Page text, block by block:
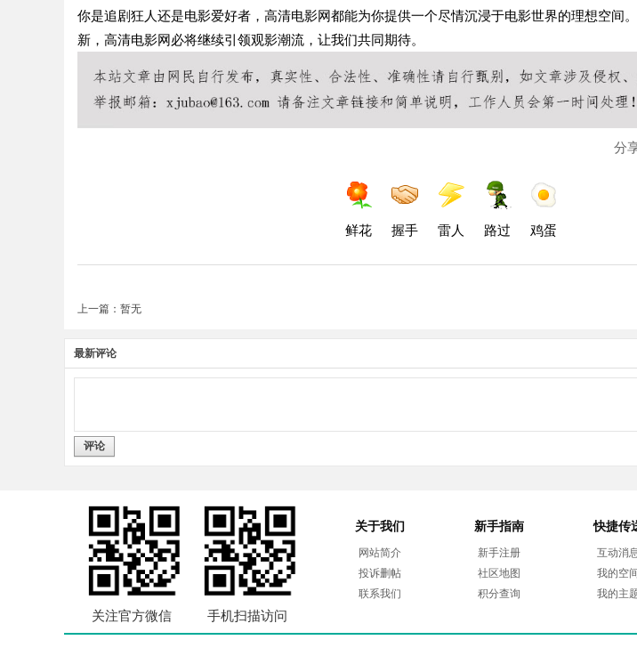
你是追剧狂人还是电影爱好者，高清电影网都能为你提供一个尽情沉浸于电影世界的理想空间
新，高清电影网必将继续引领观影潮流，让我们共同期待。
分
鲜花 握手 雷人 路过 鸡蛋
上一篇：暂无
最新评论
评论
关注官方微信 手机扫描访问
关于我们
网站简介
投诉删帖
联系我们
新手指南
新手注册
社区地图
积分查询
快捷传
互动消
我的空间
我的主